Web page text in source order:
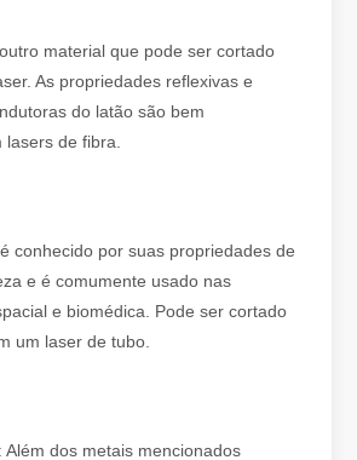
O que é corte a laser? A Ciência da Fatia
material que pode ser cortado
As propriedades reflexivas e
do latão são bem
de fibra.
conhecido por suas propriedades de
e é comumente usado nas
e biomédica. Pode ser cortado
um laser de tubo.
Além dos metais mencionados